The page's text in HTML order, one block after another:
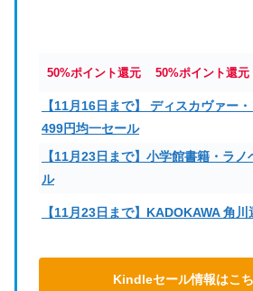
50%ポイント還元 50%ポイント還元
【11月16日まで】 ディスカヴァー
499円均一セール
【11月23日まで】小学館書籍・ラ
ル
【11月23日まで】KADOKAWA 角
Kindleセール情報はこ